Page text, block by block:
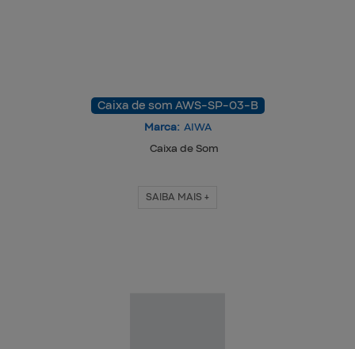
Caixa de som AWS-SP-03-B
Marca: AIWA
Caixa de Som
SAIBA MAIS +